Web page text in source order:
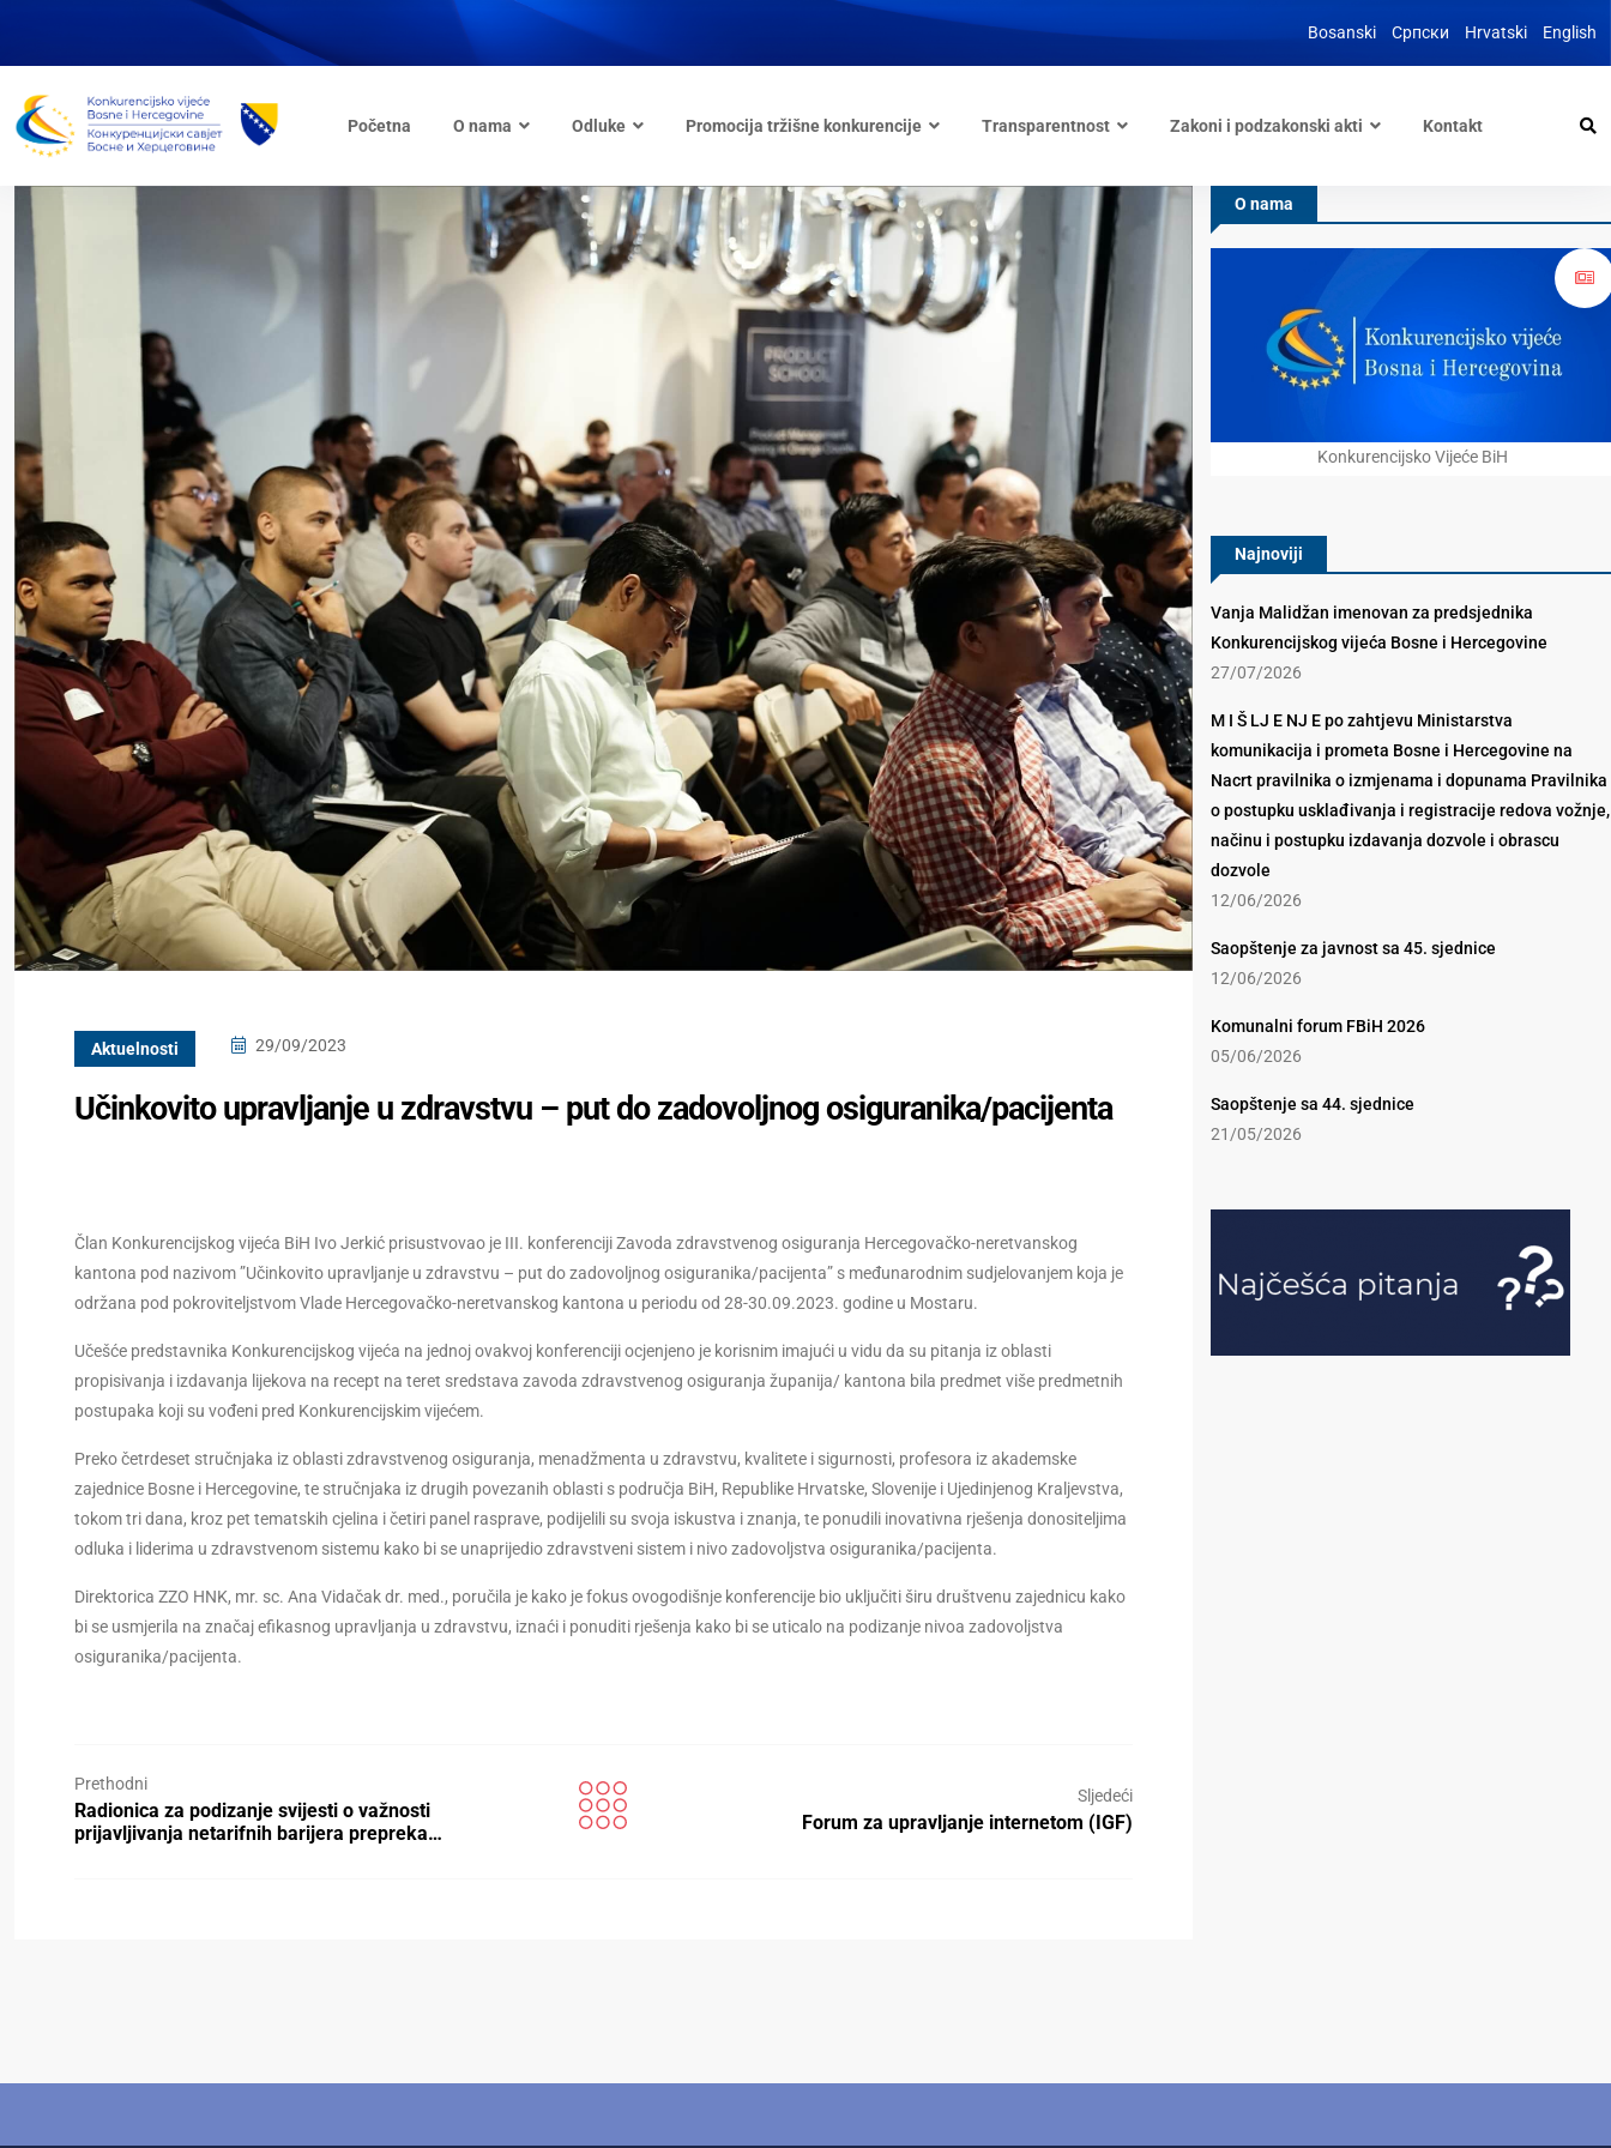
Bosanski Српски Hrvatski English
Početna O nama Odluke Promocija tržišne konkurencije Transparentnost Zakoni i podzakonski akti Kontakt
Aktuelnosti 29/09/2023
Učinkovito upravljanje u zdravstvu – put do zadovoljnog osiguranika/pacijenta
Član Konkurencijskog vijeća BiH Ivo Jerkić prisustvovao je III. konferenciji Zavoda zdravstvenog osiguranja Hercegovačko-neretvanskog
kantona pod nazivom ”Učinkovito upravljanje u zdravstvu – put do zadovoljnog osiguranika/pacijenta” s međunarodnim sudjelovanjem koja je
održana pod pokroviteljstvom Vlade Hercegovačko-neretvanskog kantona u periodu od 28-30.09.2023. godine u Mostaru.
Učešće predstavnika Konkurencijskog vijeća na jednoj ovakvoj konferenciji ocjenjeno je korisnim imajući u vidu da su pitanja iz oblasti
propisivanja i izdavanja lijekova na recept na teret sredstava zavoda zdravstvenog osiguranja županija/ kantona bila predmet više predmetnih
postupaka koji su vođeni pred Konkurencijskim vijećem.
Preko četrdeset stručnjaka iz oblasti zdravstvenog osiguranja, menadžmenta u zdravstvu, kvalitete i sigurnosti, profesora iz akademske
zajednice Bosne i Hercegovine, te stručnjaka iz drugih povezanih oblasti s područja BiH, Republike Hrvatske, Slovenije i Ujedinjenog Kraljevstva,
tokom tri dana, kroz pet tematskih cjelina i četiri panel rasprave, podijelili su svoja iskustva i znanja, te ponudili inovativna rješenja donositeljima
odluka i liderima u zdravstvenom sistemu kako bi se unaprijedio zdravstveni sistem i nivo zadovoljstva osiguranika/pacijenta.
Direktorica ZZO HNK, mr. sc. Ana Vidačak dr. med., poručila je kako je fokus ovogodišnje konferencije bio uključiti širu društvenu zajednicu kako
bi se usmjerila na značaj efikasnog upravljanja u zdravstvu, iznaći i ponuditi rješenja kako bi se uticalo na podizanje nivoa zadovoljstva
osiguranika/pacijenta.
Prethodni
Radionica za podizanje svijesti o važnosti
prijavljivanja netarifnih barijera prepreka…
Sljedeći
Forum za upravljanje internetom (IGF)
O nama
Konkurencijsko Vijeće BiH
Najnoviji
Vanja Malidžan imenovan za predsjednika
Konkurencijskog vijeća Bosne i Hercegovine
27/07/2026
M I Š LJ E NJ E po zahtjevu Ministarstva
komunikacija i prometa Bosne i Hercegovine na
Nacrt pravilnika o izmjenama i dopunama Pravilnika
o postupku usklađivanja i registracije redova vožnje,
načinu i postupku izdavanja dozvole i obrascu
dozvole
12/06/2026
Saopštenje za javnost sa 45. sjednice
12/06/2026
Komunalni forum FBiH 2026
05/06/2026
Saopštenje sa 44. sjednice
21/05/2026